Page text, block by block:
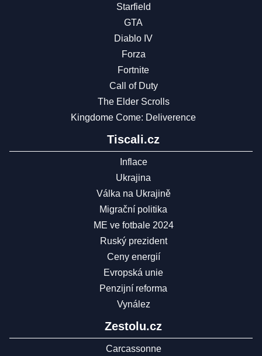
Starfield
GTA
Diablo IV
Forza
Fortnite
Call of Duty
The Elder Scrolls
Kingdome Come: Deliverence
Tiscali.cz
Inflace
Ukrajina
Válka na Ukrajině
Migrační politika
ME ve fotbale 2024
Ruský prezident
Ceny energií
Evropská unie
Penzijní reforma
Vynález
Zestolu.cz
Carcassonne